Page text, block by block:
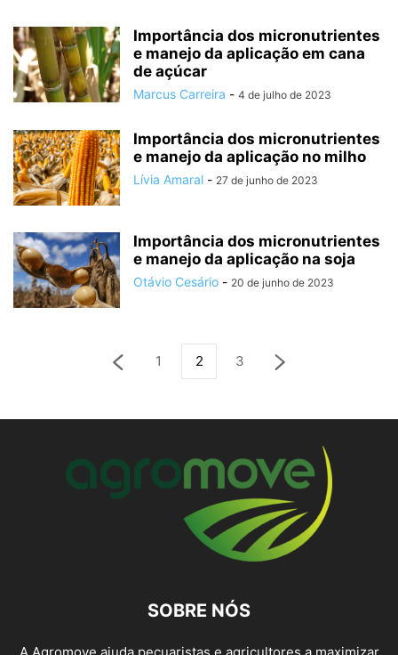
Importância dos micronutrientes
e manejo da aplicação em cana
de açúcar
Marcus Carreira - 4 de julho de 2023
Importância dos micronutrientes
e manejo da aplicação no milho
Lívia Amaral - 27 de junho de 2023
Importância dos micronutrientes
e manejo da aplicação na soja
Otávio Cesário - 20 de junho de 2023
1 2 3
SOBRE NÓS